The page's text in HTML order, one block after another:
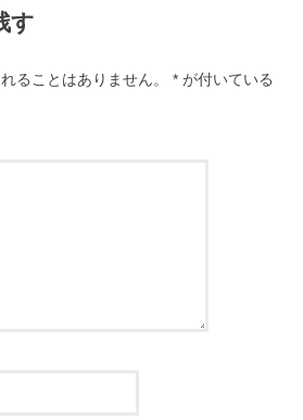
す
ることはありません。 * が付いている